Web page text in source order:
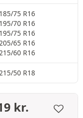
185/75 R16
195/70 R16
195/75 R16
65 R16
60 R16
50 R18
kr.